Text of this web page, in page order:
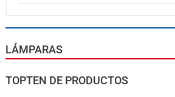
LÁMPARAS
TOPTEN DE PRODUCTOS